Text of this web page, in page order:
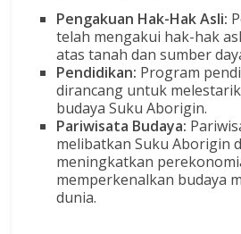
Pengakuan Hak-Hak Asli:
telah mengakui hak-hak
atas tanah dan sumber
Pendidikan: Program
dirancang untuk
budaya Suku Aborigin.
Pariwisata Budaya:
melibatkan Suku Aborigin
meningkatkan
memperkenalkan budaya
dunia.